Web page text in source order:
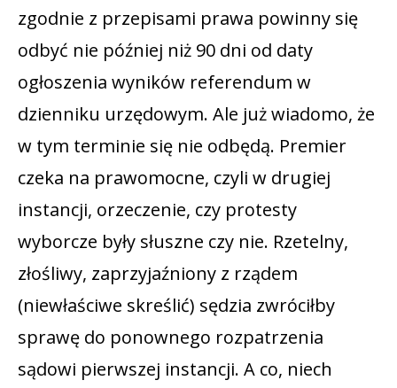
zgodnie z przepisami prawa powinny się
odbyć nie później niż 90 dni od daty
ogłoszenia wyników referendum w
dzienniku urzędowym. Ale już wiadomo, że
w tym terminie się nie odbędą. Premier
czeka na prawomocne, czyli w drugiej
instancji, orzeczenie, czy protesty
wyborcze były słuszne czy nie. Rzetelny,
złośliwy, zaprzyjaźniony z rządem
(niewłaściwe skreślić) sędzia zwróciłby
sprawę do ponownego rozpatrzenia
sądowi pierwszej instancji. A co, niech